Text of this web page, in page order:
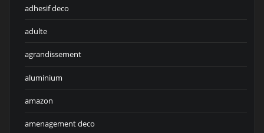
adhesif deco
adulte
agrandissement
aluminium
amazon
amenagement deco